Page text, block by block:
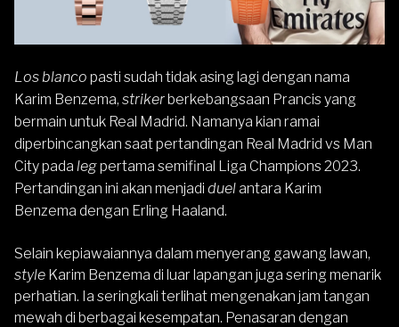
Los blanco pasti sudah tidak asing lagi dengan nama
Karim Benzema, strikerberkebangsaan Prancis yang
bermain untuk Real Madrid. Namanya kian ramai
diperbincangkan saat pertandingan Real Madrid vs Man
City pada legpertama semifinal Liga Champions 2023.
Pertandingan ini akan menjadi duelantara Karim
Benzema dengan Erling Haaland.
Selain kepiawaiannya dalam menyerang gawang lawan,
style Karim Benzema di luar lapangan juga sering menarik
perhatian. Ia seringkali terlihat mengenakan jam tangan
mewah di berbagai kesempatan. Penasaran dengan